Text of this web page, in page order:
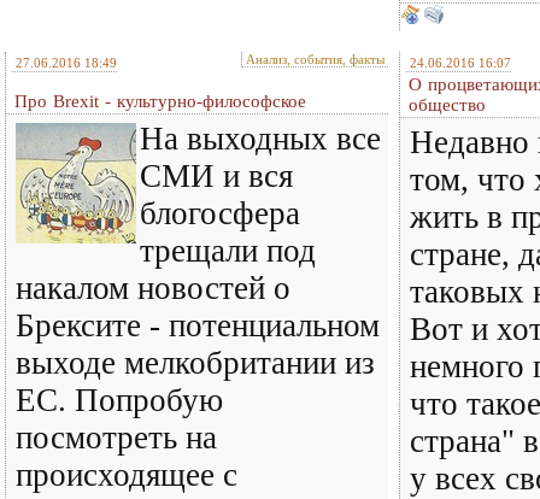
27.06.2016 18:49 Анализ, события, факты
Про Brexit - культурно-философское
На выходных все
СМИ и вся
блогосфера
трещали под
накалом новостей о
Брексите - потенциальном
выходе мелкобритании из
ЕС. Попробую
посмотреть на
происходящее с
24.06.2016 16:07
О
общество
Недавно
том, что
жить в
стране,
таковых
Вот и
немного
что
страна"
у всех